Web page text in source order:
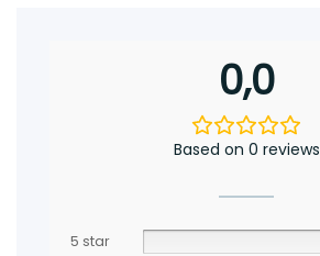
0,0
Based on 0 reviews
5 star